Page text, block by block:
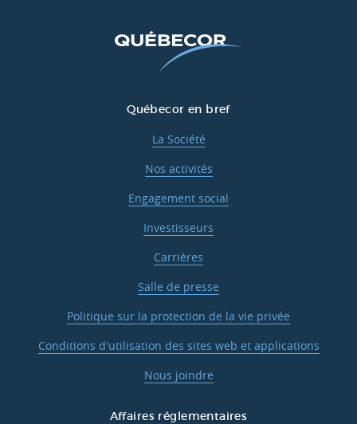
Québecor en bref
La Société
Nos activités
Engagement social
Investisseurs
Carrières
Salle de presse
Politique sur la protection de la vie privée
Conditions d'utilisation des sites web et applications
Nous joindre
Affaires réglementaires